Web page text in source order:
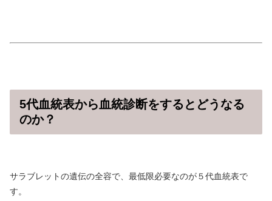
5代血統表から血統診断をするとどうなる
のか？
サラブレットの遺伝の全容で、最低限必要なのが５代血統表で
す。